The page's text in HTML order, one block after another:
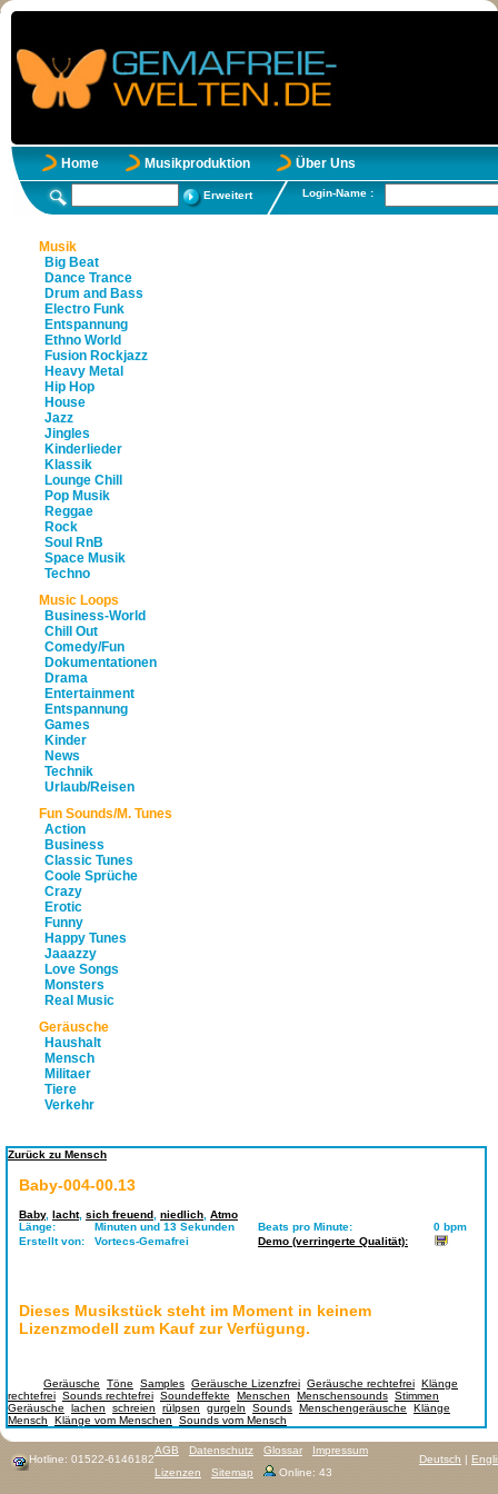
Home Musikproduktion Über Uns
Erweitert Login-Name :
Musik
Big Beat
Dance Trance
Drum and Bass
Electro Funk
Entspannung
Ethno World
Fusion Rockjazz
Heavy Metal
Hip Hop
House
Jazz
Jingles
Kinderlieder
Klassik
Lounge Chill
Pop Musik
Reggae
Rock
Soul RnB
Space Musik
Techno
Music Loops
Business-World
Chill Out
Comedy/Fun
Dokumentationen
Drama
Entertainment
Entspannung
Games
Kinder
News
Technik
Urlaub/Reisen
Fun Sounds/M. Tunes
Action
Business
Classic Tunes
Coole Sprüche
Crazy
Erotic
Funny
Happy Tunes
Jaaazzy
Love Songs
Monsters
Real Music
Geräusche
Haushalt
Mensch
Militaer
Tiere
Verkehr
Zurück zu Mensch
Baby-004-00.13
Baby, lacht, sich freuend niedlich Atmo
Länge:
Minuten und 13 Sekunden Beats pro Minute:
0 bpm
Erstellt von:
Vortecs-Gemafrei Demo (verringerte Qualität):
Dieses Musikstück steht im Moment in keinem
Lizenzmodell zum Kauf zur Verfügung.
Geräusche Töne Samples Geräusche Lizenzfrei Geräusche rechtefrei Klänge
rechtefrei Sounds rechtefrei Soundeffekte Menschen Menschensounds Stimmen
Geräusche
lachen schreien rülpsen gurgeln Sounds Menschengeräusche
Klänge
Mensch
Klänge vom Menschen Sounds vom Mensch
Hotline: 01522-6146182 Deutsch |
AGB Datenschutz Glossar
Impressum
Lizenzen
Sitemap Online: 43